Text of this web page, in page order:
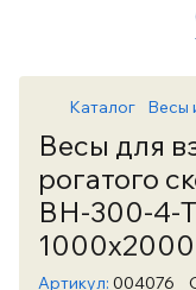
Каталог Весы
Весы для
рогатого
ВН-300-4-Т
Артикул: 004076